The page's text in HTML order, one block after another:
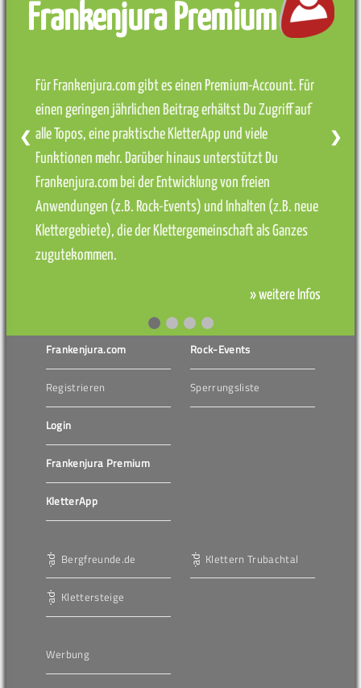
Frankenjura Premium
Für Frankenjura.com gibt es einen Premium-Account. Für
einen geringen jährlichen Beitrag erhältst Du Zugriff auf
alle Topos, eine praktische KletterApp und viele
Funktionen mehr. Darüber hinaus unterstützt Du
Frankenjura.com bei der Entwicklung von freien
Anwendungen (z.B. Rock-Events) und Inhalten (z.B. neue
Klettergebiete), die der Klettergemeinschaft als Ganzes
zugutekommen.
» weitere Infos
❮ ❯
Frankenjura.com
Registrieren
Login
Frankenjura Premium
KletterApp
Rock-Events
Sperrungsliste
Bergfreunde.de
Klettersteige
Klettern Trubachtal
Werbung